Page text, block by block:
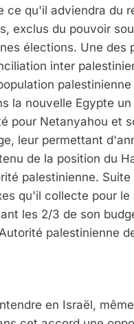
ce qu'il adviendra du
exclus du pouvoir
élections. Une des
inter
la nouvelle Egypte
pour Netanyahou et
leur permettant
de la position du
palestinienne.
qu'il collecte pour
les 2/3 de son
palestinienne
en Israël,